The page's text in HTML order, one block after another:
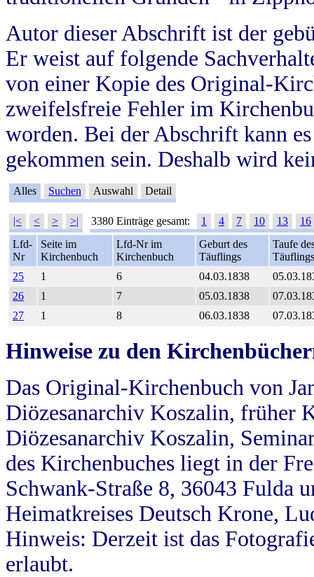
Autor dieser Abschrift ist der
Er weist auf folgende
von einer Kopie des Original-
zweifelsfreie Fehler im
worden. Bei der Abschrift kann
gekommen sein. Deshalb wird
Alles Suchen Auswahl Detail
|< < > >| 3380 Einträge gesamt: 1 4 7 10 13
16
Lfd-
Nr
Seite im
Kirchenbuch
Lfd-Nr im
Kirchenbuch
Geburt des
Täuflings
Taufe
Täuflings
25
1 6 04.03.1838
26
1 7 05.03.1838
27
1 8 06.03.1838
Hinweise zu den
Das Original-Kirchenbuch von
Diözesanarchiv Koszalin, früher
Diözesanarchiv Koszalin,
des Kirchenbuches liegt in der
Schwank-Straße 8, 36043 Fulda
Heimatkreises Deutsch Krone,
Hinweis: Derzeit ist das
erlaubt.